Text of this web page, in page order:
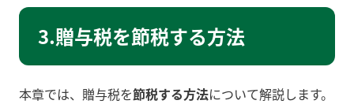
3.贈与税を節税する方法
本章では、贈与税を節税する方法について解説します。